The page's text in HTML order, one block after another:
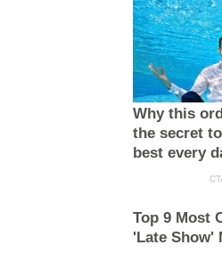
Why this
the secret
best every
Top 9 Most
'Late Show'